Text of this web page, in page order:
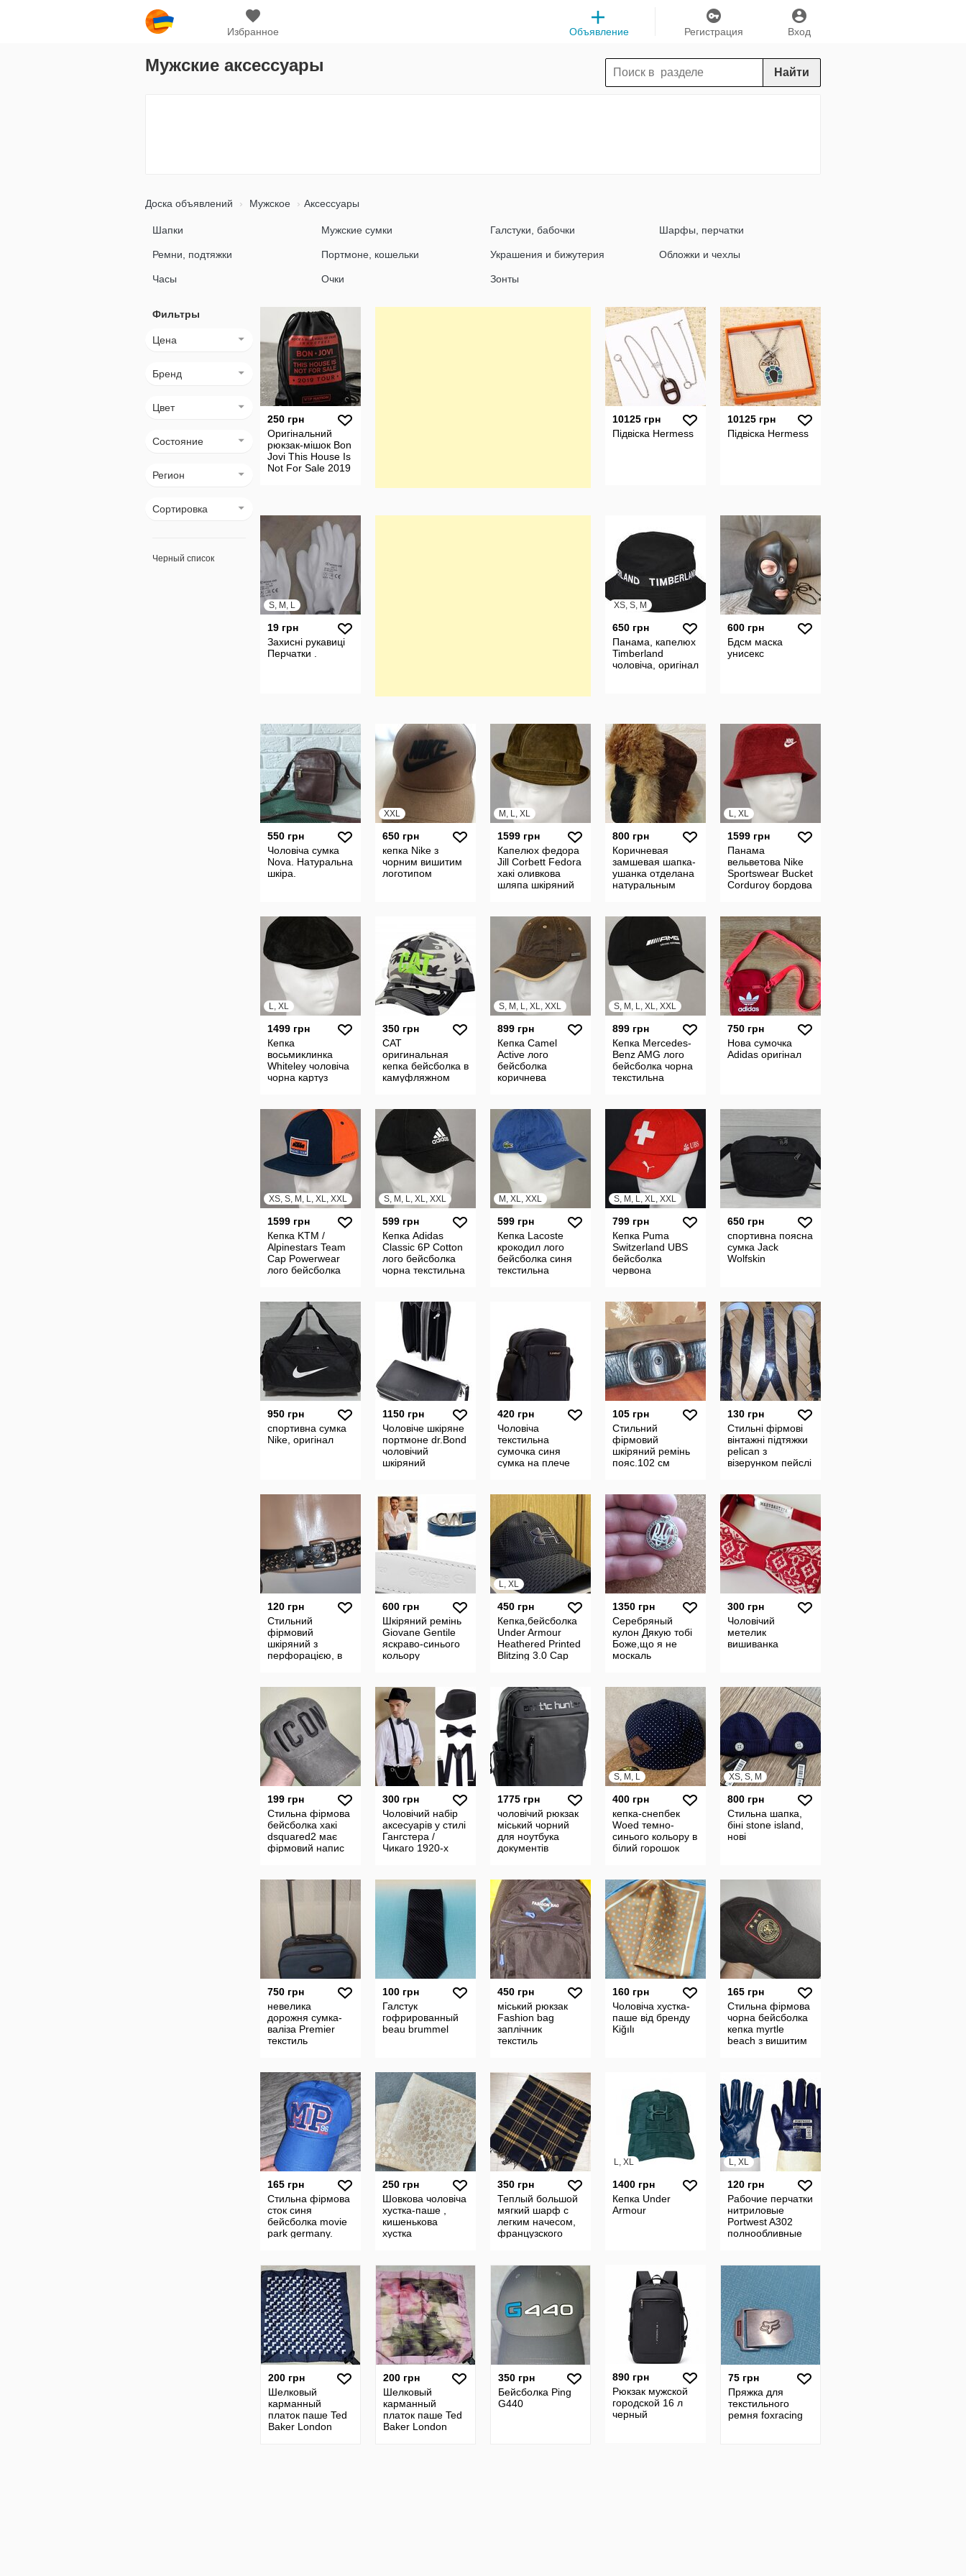
Избранное Вход
Регистрация
Объявление
Мужские аксессуары Найти
Доска объявлений Мужское Аксессуары
Шапки Мужские сумки Галстуки, бабочки Шарфы, перчатки
Ремни, подтяжки Портмоне, кошельки Украшения и бижутерия Обложки и чехлы
Часы Очки Зонты
Фильтры
Цена
Бренд
Цвет
Состояние
Регион
Сортировка
Черный список
250 грн
Оригінальний
рюкзак-мішок Bon
Jovi This House Is
Not For Sale 2019
10125 грн
Підвіска Hermess
10125 грн
Підвіска Hermess
S, M, L
19 грн
Захисні рукавиці
Перчатки .
XS, S, M
650 грн
Панама, капелюх
Timberland
чоловіча, оригінал
600 грн
Бдсм маска
унисекс
550 грн
Чоловіча сумка
Nova. Натуральна
шкіра.
XXL
650 грн
кепка Nike з
чорним вишитим
логотипом
M, L, XL
1599 грн
Капелюх федора
Jill Corbett Fedora
хакі оливкова
шляпа шкіряний
59-60 см
800 грн
Коричневая
замшевая шапка-
ушанка отделана
натуральным
L, XL
1599 грн
Панама
вельветова Nike
Sportswear Bucket
Corduroy бордова
L/XL
L, XL
1499 грн
Кепка
восьмиклинка
Whiteley чоловіча
чорна картуз
Оригінал 61/L/XL
350 грн
CAT
оригинальная
кепка бейсболка в
камуфляжном
S, M, L, XL, XXL
899 грн
Кепка Camel
Active лого
бейсболка
коричнева
на ремінці
регульована
S, M, L, XL, XXL
899 грн
Кепка Mercedes-
Benz AMG лого
бейсболка чорна
текстильна
регульована
750 грн
Нова сумочка
Adidas оригінал
XS, S, M, L, XL, XXL
1599 грн
Кепка KTM /
Alpinestars Team
Cap Powerwear
лого бейсболка
на ремінці
S, M, L, XL, XXL
599 грн
Кепка Adidas
Classic 6P Cotton
лого бейсболка
чорна текстильна
регульована
M, XL, XXL
599 грн
Кепка Lacoste
крокодил лого
бейсболка синя
текстильна
S, M, L, XL, XXL
799 грн
Кепка Puma
Switzerland UBS
бейсболка
червона
регульована
Оригінал
650 грн
спортивна поясна
сумка Jack
Wolfskin
950 грн
спортивна сумка
Nike, оригінал
1150 грн
Чоловіче шкіряне
портмоне dr.Bond
чоловічий
шкіряний
420 грн
Чоловіча
текстильна
сумочка синя
сумка на плече
105 грн
Стильний
фірмовий
шкіряний ремінь
пояс.102 см
130 грн
Стильні фірмові
вінтажні підтяжки
pelican з
візерунком пейслі
металеві зати
120 грн
Стильний
фірмовий
шкіряний з
перфорацією, в
см.унісекс
600 грн
Шкіряний ремінь
Giovane Gentile
яскраво-синього
кольору
L, XL
450 грн
Кепка,бейсболка
Under Armour
Heathered Printed
Blitzing 3.0 Cap
1350 грн
Серебряный
кулон Дякую тобі
Боже,що я не
москаль
300 грн
Чоловічий
метелик
вишиванка
199 грн
Стильна фірмова
бейсболка хакі
dsquared2 має
фірмовий напис
300 грн
Чоловічий набір
аксесуарів у стилі
Гангстера /
Чикаго 1920-х
1775 грн
чоловічий рюкзак
міський чорний
для ноутбука
документів
S, M, L
400 грн
кепка-снепбек
Woed темно-
синього кольору в
білий горошок
XS, S, M
800 грн
Стильна шапка,
біні stone island,
нові
750 грн
невелика
дорожня сумка-
валіза Premier
текстиль
100 грн
Галстук
гофрированный
beau brummel
450 грн
міський рюкзак
Fashion bag
заплічник
текстиль
160 грн
Чоловіча хустка-
паше від бренду
Kiğılı
165 грн
Стильна фірмова
чорна бейсболка
кепка myrtle
beach з вишитим
союзу
165 грн
Стильна фірмова
сток синя
бейсболка movie
park germany.
250 грн
Шовкова чоловіча
хустка-паше ,
кишенькова
хустка
350 грн
Теплый большой
мягкий шарф с
легким начесом,
французского
L, XL
1400 грн
Кепка Under
Armour
L, XL
120 грн
Рабочие перчатки
нитриловые
Portwest A302
полнообливные
манжетой крага
хб осно
200 грн
Шелковый
карманный
платок паше Ted
Baker London
200 грн
Шелковый
карманный
платок паше Ted
Baker London
350 грн
Бейсболка Ping
G440
890 грн
Рюкзак мужской
городской 16 л
черный
75 грн
Пряжка для
текстильного
ремня foxracing